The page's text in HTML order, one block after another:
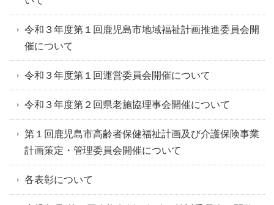
令和３年度第１回鹿児島市地域福祉計画推進委員会開
催について
令和３年度第１回運営委員会開催について
令和３年度第２回県老施協理事会開催について
第１回鹿児島市高齢者保健福祉計画及び介護保険事業
計画策定・管理委員会開催について
各表彰について